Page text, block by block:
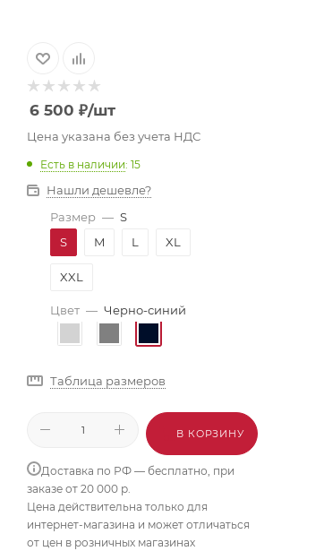
6 500 ₽/шт
Цена указана без учета НДС
Есть в наличии: 15
Нашли дешевле?
Размер — S
S
M L XL
XXL
Цвет — Черно-синий
Таблица размеров
В КОРЗИНУ
Доставка по РФ — бесплатно, при
заказе от 20 000 р.
Цена действительна только для
интернет-магазина и может отличаться
от цен в розничных магазинах